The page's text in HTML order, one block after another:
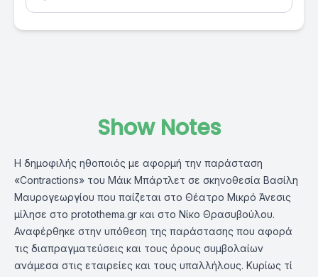
Show Notes
Η δημοφιλής ηθοποιός με αφορμή την παράσταση
«Contractions» του Μάικ Μπάρτλετ σε σκηνοθεσία Βασίλη
Μαυρογεωργίου που παίζεται στο Θέατρο Μικρό Άνεσις
μίλησε στο protothema.gr και στο Νίκο Θρασυβούλου.
Αναφέρθηκε στην υπόθεση της παράστασης που αφορά
τις διαπραγματεύσεις και τους όρους συμβολαίων
ανάμεσα στις εταιρείες και τους υπαλλήλους. Κυρίως τί